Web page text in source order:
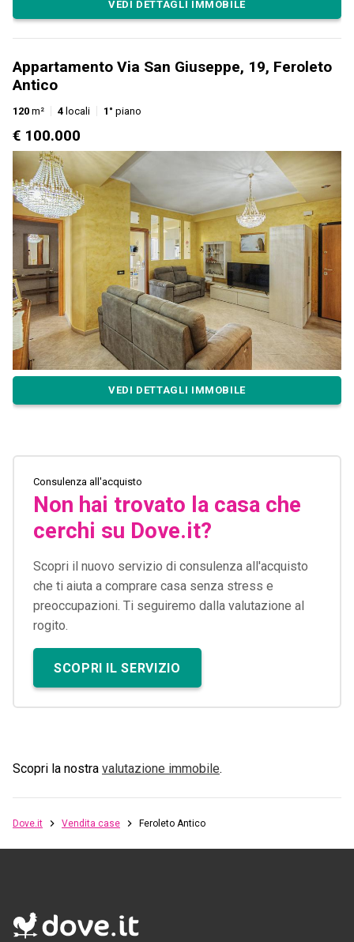
VEDI DETTAGLI IMMOBILE
Appartamento Via San Giuseppe, 19, Feroleto
Antico
120 m² 4 locali 1° piano
€ 100.000
VEDI DETTAGLI IMMOBILE
Consulenza all'acquisto
Non hai trovato la casa che
cerchi su Dove.it?
Scopri il nuovo servizio di consulenza all'acquisto
che ti aiuta a comprare casa senza stress e
preoccupazioni. Ti seguiremo dalla valutazione al
rogito.
SCOPRI IL SERVIZIO
Scopri la nostra valutazione immobile.
Dove.it Vendita case Feroleto Antico